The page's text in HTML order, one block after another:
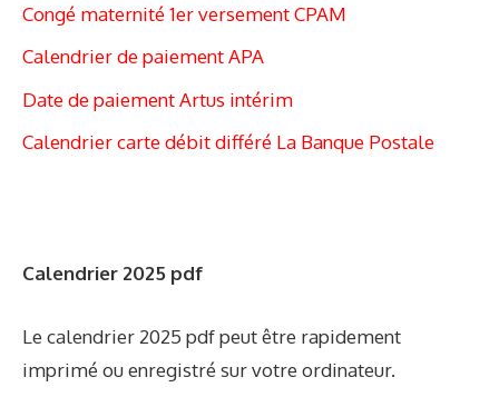
Congé maternité 1er versement CPAM
Calendrier de paiement APA
Date de paiement Artus intérim
Calendrier carte débit différé La Banque Postale
Calendrier 2025 pdf
Le calendrier 2025 pdf peut être rapidement
imprimé ou enregistré sur votre ordinateur.